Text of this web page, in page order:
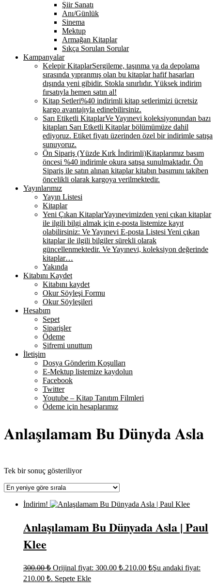
Şiir Sanatı
Anı/Günlük
Sinema
Mektup
Armağan Kitaplar
Sıkça Sorulan Sorular
Kampanyalar
Kelepir KitaplarSergileme, taşınma ya da depolama
sırasında yıpranmış olan bu kitaplar hafif hasarları
dışında yeni gibidir. Stokla sınırlıdır. Yüksek indirim
fırsatıyla hemen satın al!
Kitap Setleri%40 indirimli kitap setlerimizi ücretsiz
kargo avantajıyla edinebilirsiniz.
Sarı Etiketli KitaplarVe Yayınevi koleksiyonundan bazı
kitapları Sarı Etketli Kitaplar bölümümüze dahil
ediyoruz. Etiket fiyatı üzerinden özel bir indirimle satışa
sunuyoruz.
Ön Sipariş (Yüzde Kırk İndirimli)Kitaplarımız basım
öncesi %40 indirimle okura satışa sunulmaktadır. Ön
Sipariş ile satın alınan kitaplar kitabın basımını takiben
öncelikli olarak kargoya verilmektedir.
Yayınlarımız
Yayın Listesi
Kitaplar
Yeni Çıkan KitaplarYayınevimizden yeni çıkan kitaplar
ile ilgili bilgi almak için e-posta listemize kayıt
olabilirsiniz: Ve Yayınevi E-posta Listesi Yeni çıkan
kitaplar ile ilgili bilgiler sürekli olarak
güncellenmektedir. Ve Yayınevi, koleksiyon değerinde
kitaplar…
Yakında
Kitabını Kaydet
Kitabını kaydet
Okur Söyleşi Formu
Okur Söyleşileri
Hesabım
Sepet
Siparişler
Ödeme
Şifremi unuttum
İletişim
Dosya Gönderim Koşulları
E-Mektup listemize kaydolun
Facebook
Twitter
Youtube – Kitap Tanıtım Filmleri
Ödeme için hesaplarımız
Anlaşılamam Bu Dünyda Asla
Tek bir sonuç gösteriliyor
İndirim!
Anlaşılamam Bu Dünyada Asla | Paul
Klee
300.00₺ Orijinal fiyat: 300.00 ₺.210.00 ₺Şu andaki fiyat:
210.00 ₺. Sepete Ekle